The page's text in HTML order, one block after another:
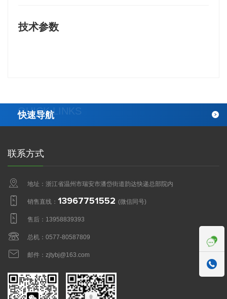
技术参数
QUICK LINKS
快速导航
联系方式
地址：浙江省温州市瑞安市潘岱街道韵达快递总部院内
销售直线： 13967751552 (微信同号)
售后： 13958839393
总机： 0577-80587809
邮件： zjtybj@163.com
